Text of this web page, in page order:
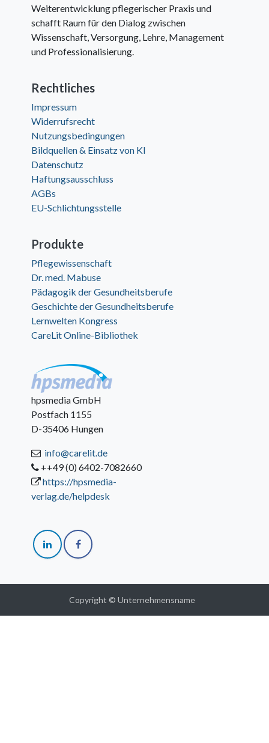
Weiterentwicklung pflegerischer Praxis und
schafft Raum für den Dialog zwischen
Wissenschaft, Versorgung, Lehre, Management
und Professionalisierung.
Rechtliches
Impressum
Widerrufsrecht
Nutzungsbedingungen
Bildquellen & Einsatz von KI
Datenschutz
Haftungsausschluss
AGBs
EU-Schlichtungsstelle
Produkte
Pflegewissenschaft
Dr. med. Mabuse
Pädagogik der Gesundheitsberufe
Geschichte der Gesundheitsberufe
Lernwelten Kongress
CareLit Online-Bibliothek
hpsmedia GmbH
Postfach 1155
D-35406 Hungen
info@carelit.de
++49 (0) 6402-7082660
https://hpsmedia-
verlag.de/helpdesk
Copyright © Unternehmensname